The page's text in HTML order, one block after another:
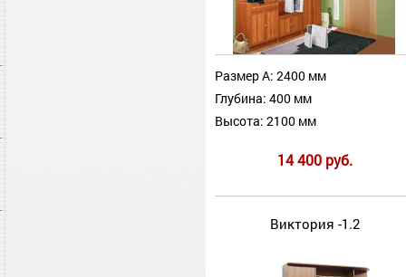
Размер А: 2400 мм
Глубина: 400 мм
Высота: 2100 мм
14 400 руб.
Виктория -1.2